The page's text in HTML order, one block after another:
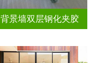
背景墙双层钢化夹胶